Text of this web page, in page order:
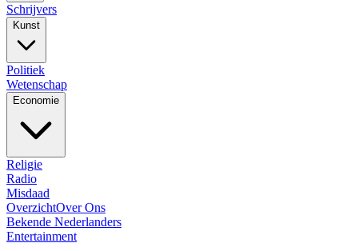
Schrijvers
Kunst
Politiek
Wetenschap
Economie
Religie
Radio
Misdaad
OverzichtOver Ons
Bekende Nederlanders
Entertainment